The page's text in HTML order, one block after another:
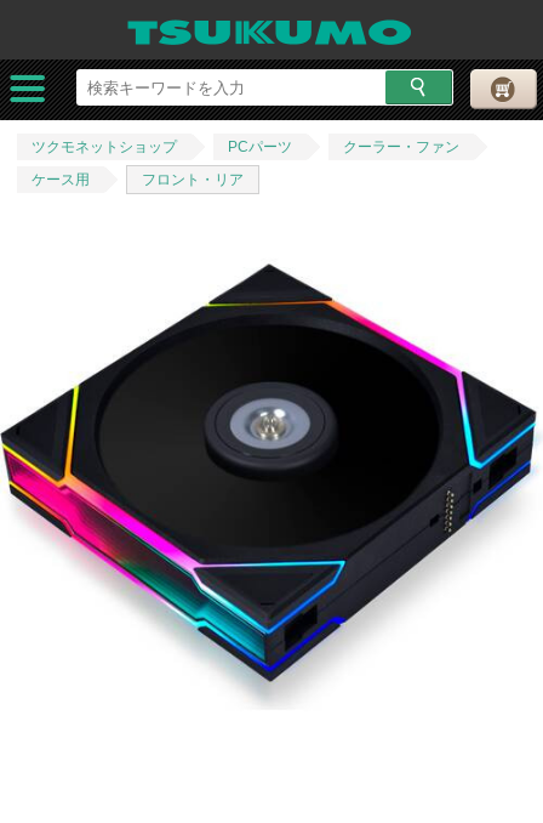
ツクモネットショップ PCパーツ
クーラー・ファン
ケース用
フロント・リア